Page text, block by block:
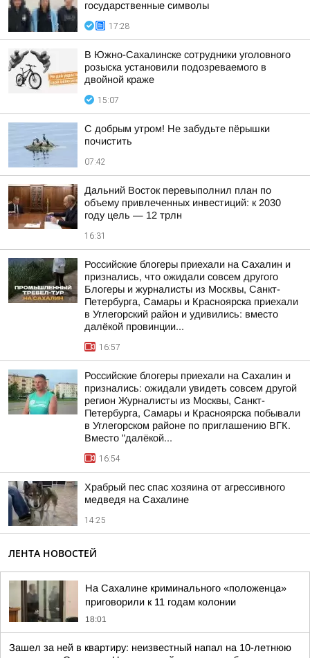
государственные символы
17:28
В Южно-Сахалинске сотрудники уголовного
розыска установили подозреваемого в
двойной краже
15:07
С добрым утром! Не забудьте пёрышки
почистить
07:42
Дальний Восток перевыполнил план по
объему привлеченных инвестиций: к 2030
году цель — 12 трлн
16:31
Российские блогеры приехали на Сахалин и
признались, что ожидали совсем другого
Блогеры и журналисты из Москвы, Санкт-
Петербурга, Самары и Красноярска приехали
в Углегорский район и удивились: вместо
далёкой провинции...
16:57
Российские блогеры приехали на Сахалин и
признались: ожидали увидеть совсем другой
регион Журналисты из Москвы, Санкт-
Петербурга, Самары и Красноярска побывали
в Углегорском районе по приглашению ВГК.
Вместо "далёкой...
16:54
Храбрый пес спас хозяина от агрессивного
медведя на Сахалине
14:25
ЛЕНТА НОВОСТЕЙ
На Сахалине криминального «положенца»
приговорили к 11 годам колонии
18:01
Зашел за ней в квартиру: неизвестный напал на 10-летнюю